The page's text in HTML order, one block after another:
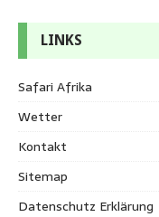
LINKS
Safari Afrika
Wetter
Kontakt
Sitemap
Datenschutz Erklärung